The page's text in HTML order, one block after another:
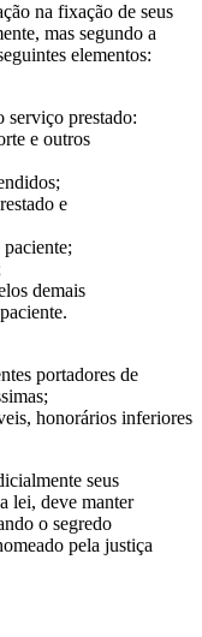
na fixação de seus
mas segundo a
elementos:
serviço prestado:
e outros
e
demais
portadores de
honorários inferiores
seus
lei, deve manter
o segredo
pela justiça